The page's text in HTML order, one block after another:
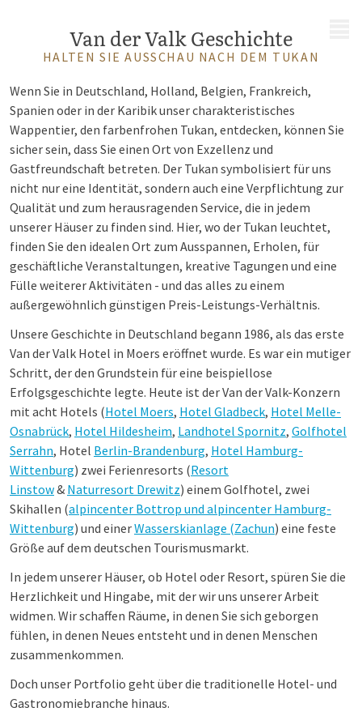
Van der Valk Geschichte
HALTEN SIE AUSSCHAU NACH DEM TUKAN
Wenn Sie in Deutschland, Holland, Belgien, Frankreich,
Spanien oder in der Karibik unser charakteristisches
Wappentier, den farbenfrohen Tukan, entdecken, können Sie
sicher sein, dass Sie einen Ort von Exzellenz und
Gastfreundschaft betreten. Der Tukan symbolisiert für uns
nicht nur eine Identität, sondern auch eine Verpflichtung zur
Qualität und zum herausragenden Service, die in jedem
unserer Häuser zu finden sind. Hier, wo der Tukan leuchtet,
finden Sie den idealen Ort zum Ausspannen, Erholen, für
geschäftliche Veranstaltungen, kreative Tagungen und eine
Fülle weiterer Aktivitäten - und das alles zu einem
außergewöhnlich günstigen Preis-Leistungs-Verhältnis.
Unsere Geschichte in Deutschland begann 1986, als das erste
Van der Valk Hotel in Moers eröffnet wurde. Es war ein mutiger
Schritt, der den Grundstein für eine beispiellose
Erfolgsgeschichte legte. Heute ist der Van der Valk-Konzern
mit acht Hotels (Hotel Moers, Hotel Gladbeck, Hotel Melle-
Osnabrück, Hotel Hildesheim, Landhotel Spornitz, Golfhotel
Serrahn, Hotel Berlin-Brandenburg, Hotel Hamburg-
Wittenburg) zwei Ferienresorts (Resort
Linstow& Naturresort Drewitz) einem Golfhotel, zwei
Skihallen (alpincenter Bottrop und alpincenter Hamburg-
Wittenburg) und einerWasserskianlage (Zachun) eine feste
Größe auf dem deutschen Tourismusmarkt.
In jedem unserer Häuser, ob Hotel oder Resort, spüren Sie die
Herzlichkeit und Hingabe, mit der wir uns unserer Arbeit
widmen. Wir schaffen Räume, in denen Sie sich geborgen
fühlen, in denen Neues entsteht und in denen Menschen
zusammenkommen.
Doch unser Portfolio geht über die traditionelle Hotel- und
Gastronomiebranche hinaus.